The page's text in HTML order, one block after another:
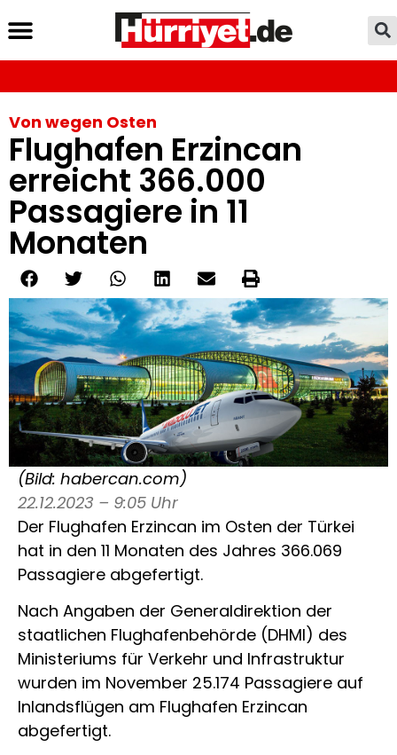
Von wegen Osten
Flughafen Erzincan
erreicht 366.000
Passagiere in 11
Monaten
(Bild: habercan.com)
22.12.2023 – 9:05 Uhr
Der Flughafen Erzincan im Osten der Türkei
hat in den 11 Monaten des Jahres 366.069
Passagiere abgefertigt.
Nach Angaben der Generaldirektion der
staatlichen Flughafenbehörde (DHMI) des
Ministeriums für Verkehr und Infrastruktur
wurden im November 25.174 Passagiere auf
Inlandsflügen am Flughafen Erzincan
abgefertigt.